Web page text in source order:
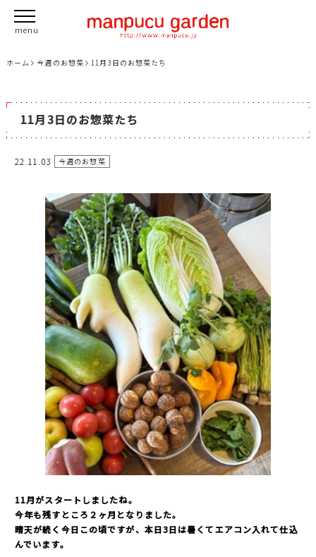
ホーム 今週のお惣菜 11月3日のお惣菜たち
11月3日のお惣菜たち
22.11.03 今週のお惣菜
11月がスタートしましたね。
今年も残すところ２ヶ月となりました。
晴天が続く今日この頃ですが、本日3日は暑くてエアコン入れて仕込
んでいます。